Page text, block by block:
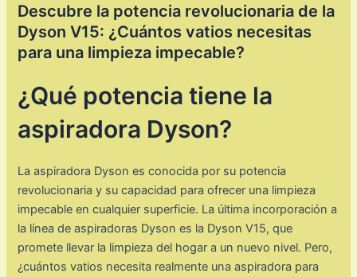
Descubre la potencia revolucionaria de la
Dyson V15: ¿Cuántos vatios necesitas
para una limpieza impecable?
¿Qué potencia tiene la
aspiradora Dyson?
La aspiradora Dyson es conocida por su potencia
revolucionaria y su capacidad para ofrecer una limpieza
impecable en cualquier superficie. La última incorporación a
la línea de aspiradoras Dyson es la Dyson V15, que
promete llevar la limpieza del hogar a un nuevo nivel. Pero,
¿cuántos vatios necesita realmente una aspiradora para